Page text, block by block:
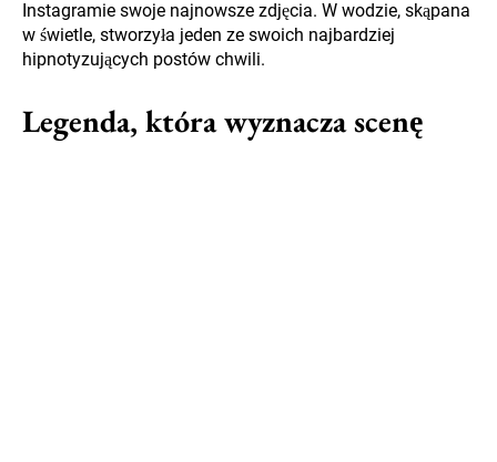
Instagramie swoje najnowsze zdjęcia. W wodzie, skąpana
w świetle, stworzyła jeden ze swoich najbardziej
hipnotyzujących postów chwili.
Legenda, która wyznacza scenę